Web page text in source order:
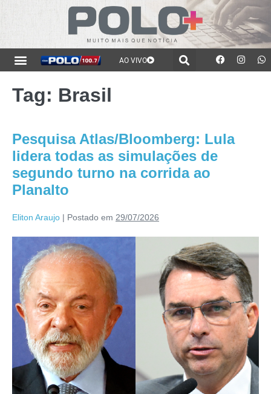
AO VIVO
Tag: Brasil
Pesquisa Atlas/Bloomberg: Lula
lidera todas as simulações de
segundo turno na corrida ao
Planalto
Eliton Araujo | Postado em 29/07/2026